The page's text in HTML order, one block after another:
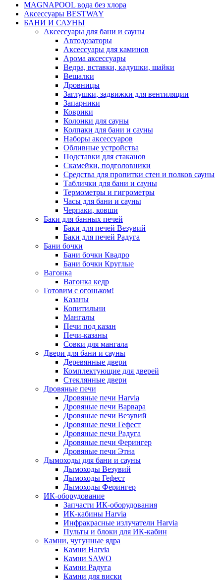
MAGNAPOOL вода без хлора
Аксессуары BESTWAY
БАНИ И САУНЫ
Аксессуары для бани и сауны
Автодозаторы
Аксессуары для каминов
Арома аксессуары
Ведра, вставки, кадушки, шайки
Вешалки
Дровницы
Заглушки, задвижки для вентиляции
Запарники
Коврики
Колонки для сауны
Колпаки для бани и сауны
Наборы аксессуаров
Обливные устройства
Подставки для стаканов
Скамейки, подголовники
Средства для пропитки стен и полков сауны
Таблички для бани и сауны
Термометры и гигрометры
Часы для бани и сауны
Черпаки, ковши
Баки для банных печей
Баки для печей Везувий
Баки для печей Радуга
Бани бочки
Бани бочки Квадро
Бани бочки Круглые
Вагонка
Вагонка кедр
Готовим с огоньком!
Казаны
Копитильни
Мангалы
Печи под казан
Печи-казаны
Совки для мангала
Двери для бани и сауны
Деревянные двери
Комплектующие для дверей
Стеклянные двери
Дровяные печи
Дровяные печи Harvia
Дровяные печи Варвара
Дровяные печи Везувий
Дровяные печи Гефест
Дровяные печи Радуга
Дровяные печи Ферингер
Дровяные печи Этна
Дымоходы для бани и сауны
Дымоходы Везувий
Дымоходы Гефест
Дымоходы Ферингер
ИК-оборудование
Запчасти ИК-оборудования
ИК-кабины Harvia
Инфракрасные излучатели Harvia
Пульты и блоки для ИК-кабин
Камни, чугунные ядра
Камни Harvia
Камни SAWO
Камни Радуга
Камни для виски